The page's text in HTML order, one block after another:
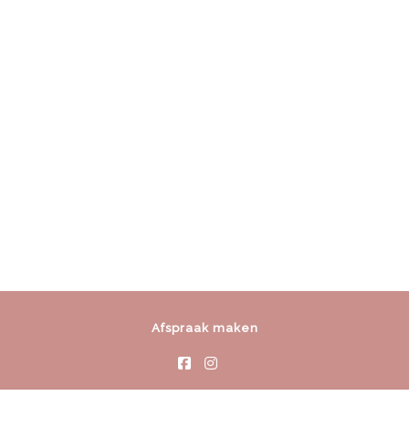
Afspraak maken